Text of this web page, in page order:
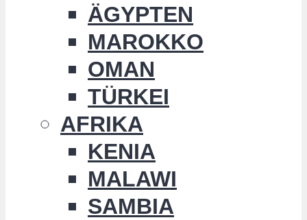
ÄGYPTEN
MAROKKO
OMAN
TÜRKEI
AFRIKA
KENIA
MALAWI
SAMBIA